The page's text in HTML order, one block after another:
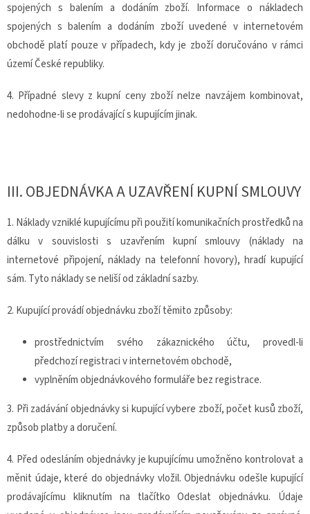
spojených s balením a dodáním zboží. Informace o nákladech
spojených s balením a dodáním zboží uvedené v internetovém
obchodě platí pouze v případech, kdy je zboží doručováno v rámci
území České republiky.
4. Případné slevy z kupní ceny zboží nelze navzájem kombinovat,
nedohodne-li se prodávající s kupujícím jinak.
III.OBJEDNÁVKA A UZAVŘENÍ KUPNÍ SMLOUVY
1. Náklady vzniklé kupujícímu při použití komunikačních prostředků na
dálku v souvislosti s uzavřením kupní smlouvy (náklady na
internetové připojení, náklady na telefonní hovory), hradí kupující
sám. Tyto náklady se neliší od základní sazby.
2. Kupující provádí objednávku zboží těmito způsoby:
prostřednictvím svého zákaznického účtu, provedl-li
předchozí registraci v internetovém obchodě,
vyplněním objednávkového formuláře bez registrace.
3. Při zadávání objednávky si kupující vybere zboží, počet kusů zboží,
způsob platby a doručení.
4. Před odesláním objednávky je kupujícímu umožněno kontrolovat a
měnit údaje, které do objednávky vložil. Objednávku odešle kupující
prodávajícímu kliknutím na tlačítko Odeslat objednávku. Údaje